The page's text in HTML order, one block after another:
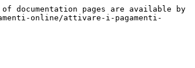
documentation pages are available by
online/attivare-i-pagamenti-